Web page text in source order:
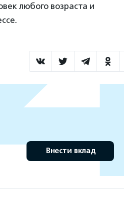
любого возраста и
Внести вклад